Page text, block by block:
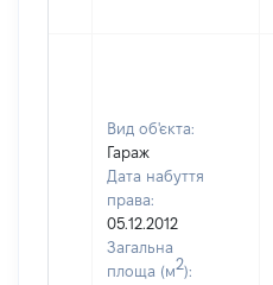
Вид об'єкта:
Гараж
Дата набуття
права:
05.12.2012
Загальна
площа (м2):